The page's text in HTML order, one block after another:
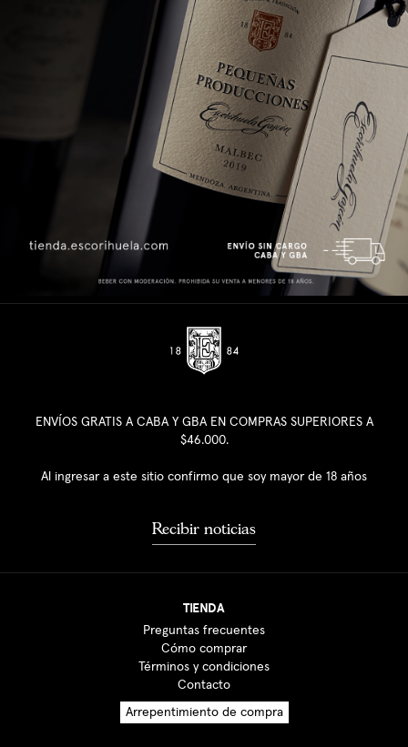
ENVÍOS GRATIS A CABA Y GBA EN COMPRAS SUPERIORES A
$46.000.
Al ingresar a este sitio confirmo que soy mayor de 18 años
Recibir noticias
TIENDA
Preguntas frecuentes
Cómo comprar
Términos y condiciones
Contacto
Arrepentimiento de compra